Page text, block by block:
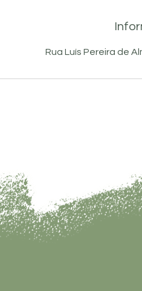
Rua Luís Pereira de